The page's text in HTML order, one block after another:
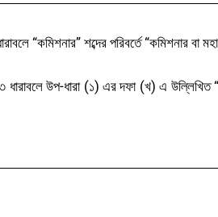
“কমিশনার” শব্দের পরিবর্তে “কমিশনার বা
ধারাবলেউপ-ধারা (১) এর দফা (খ) এ উল্লিখিত